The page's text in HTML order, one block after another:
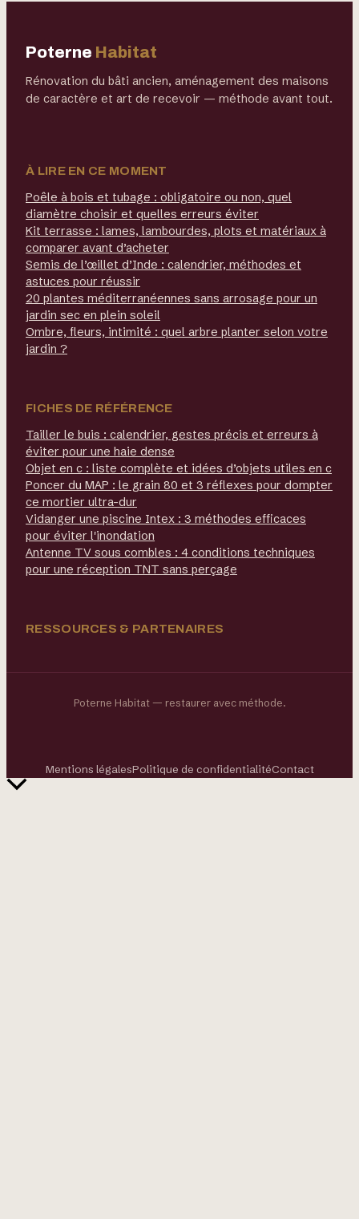
Poterne Habitat
Rénovation du bâti ancien, aménagement des maisons
de caractère et art de recevoir — méthode avant tout.
À LIRE EN CE MOMENT
Poêle à bois et tubage : obligatoire ou non, quel
diamètre choisir et quelles erreurs éviter
Kit terrasse : lames, lambourdes, plots et matériaux à
comparer avant d’acheter
Semis de l’œillet d’Inde : calendrier, méthodes et
astuces pour réussir
20 plantes méditerranéennes sans arrosage pour un
jardin sec en plein soleil
Ombre, fleurs, intimité : quel arbre planter selon votre
jardin ?
FICHES DE RÉFÉRENCE
Tailler le buis : calendrier, gestes précis et erreurs à
éviter pour une haie dense
Objet en c : liste complète et idées d’objets utiles en c
Poncer du MAP : le grain 80 et 3 réflexes pour dompter
ce mortier ultra-dur
Vidanger une piscine Intex : 3 méthodes efficaces
pour éviter l'inondation
Antenne TV sous combles : 4 conditions techniques
pour une réception TNT sans perçage
RESSOURCES & PARTENAIRES
Poterne Habitat — restaurer avec méthode.
Mentions légalesPolitique de confidentialitéContact